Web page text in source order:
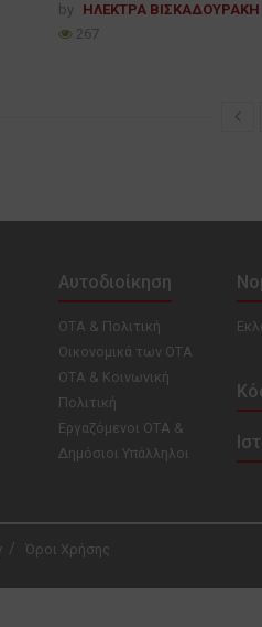
by ΗΛΕΚΤΡΑ ΒΙΣΚΑΔΟΥΡΑΚΗ
267
Αυτοδιοίκηση
ΟΤΑ & Πολιτική
Οικονομικά των ΟΤΑ
ΟΤΑ & Κοινωνική
Πολιτική
Εργαζόμενοι ΟΤΑ &
Δημόσιοι Υπάλληλοι
Όροι Χρήσης